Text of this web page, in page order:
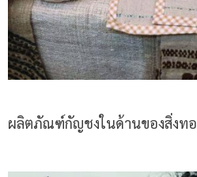
ผลิตภัณฑ์กัญชงในด้านของสิ่งทอ